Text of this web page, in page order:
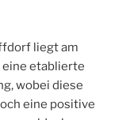
liegt am
eine etablierte
wobei diese
eine positive